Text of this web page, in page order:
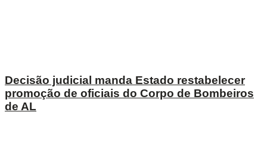
Decisão judicial manda Estado restabelecer
promoção de oficiais do Corpo de Bombeiros
de AL